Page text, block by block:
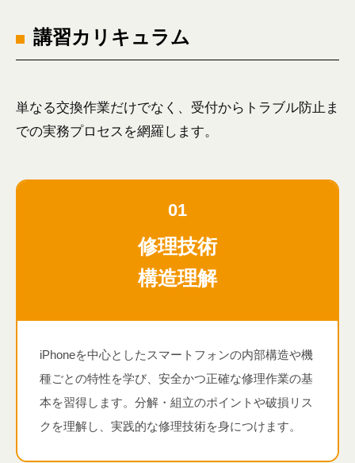
講習カリキュラム
単なる交換作業だけでなく、受付からトラブル防止ま
での実務プロセスを網羅します。
01
修理技術
構造理解
iPhoneを中心としたスマートフォンの内部構造や機
種ごとの特性を学び、安全かつ正確な修理作業の基
本を習得します。分解・組立のポイントや破損リス
クを理解し、実践的な修理技術を身につけます。